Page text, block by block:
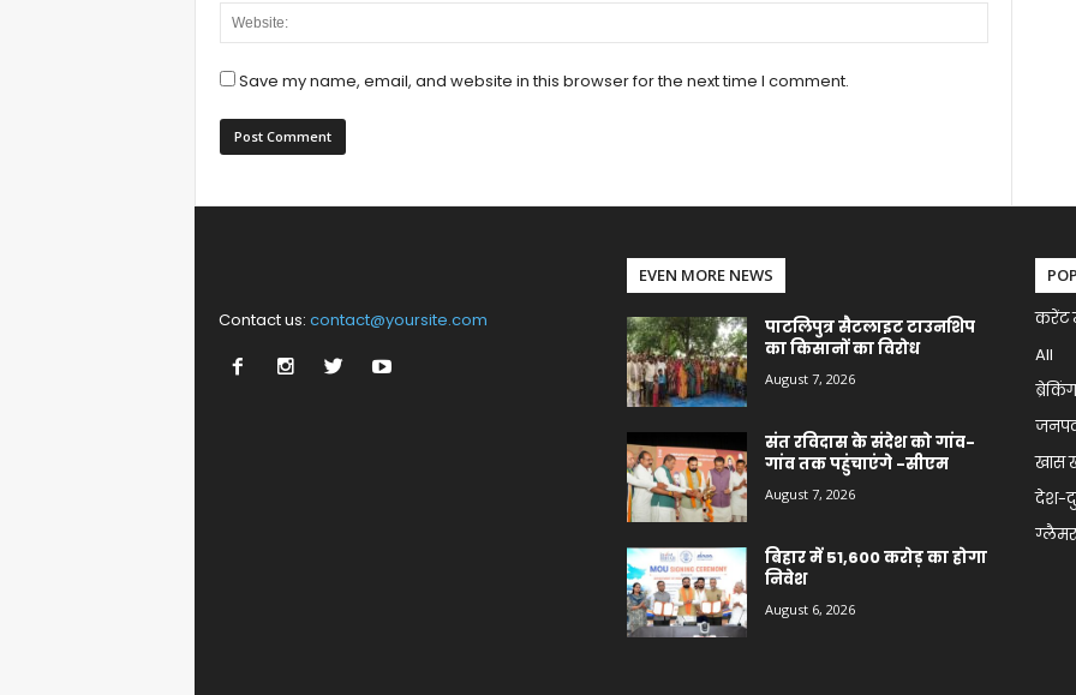
Save my name, email, and website in this browser for the next time I comment.
Contact us: contact@yoursite.com
EVEN MORE NEWS
पाटलिपुत्र सैटलाइट टाउनशिप
का किसानों का विरोध
August 7, 2026
संत रविदास के संदेश को गांव-
गांव तक पहुंचाएंगे -सीएम
August 7, 2026
बिहार में 51,600 करोड़ का होगा
निवेश
August 6, 2026
करेंट
All
खास
देश-
ग्लैमर